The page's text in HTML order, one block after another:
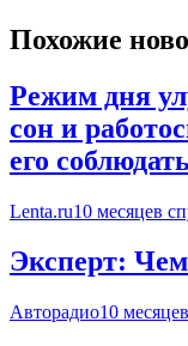
Похожие
Режим дня
сон и
его
Lenta.ru10 месяцев
Эксперт:
Авторадио10